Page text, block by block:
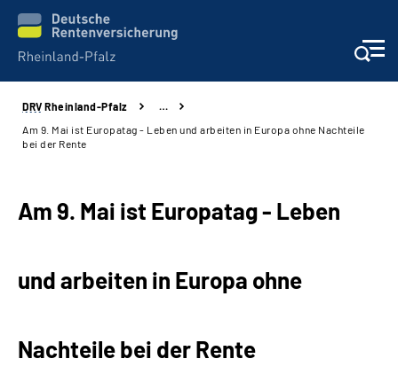
Unsere Leistungen
Online-Services
Über uns
DRV Rheinland-Pfalz
…
Am 9. Mai ist Europatag - Leben und arbeiten in Europa ohne Nachteile
bei der Rente
Am 9. Mai ist Europatag - Leben
und arbeiten in Europa ohne
Nachteile bei der Rente